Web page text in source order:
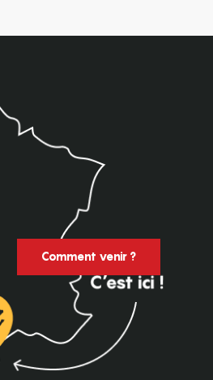
Comment venir ?